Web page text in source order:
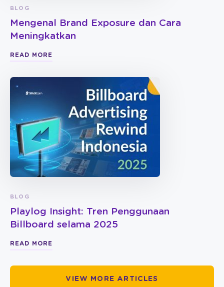
BLOG
Mengenal Brand Exposure dan Cara
Meningkatkan
READ MORE
BLOG
Playlog Insight: Tren Penggunaan
Billboard selama 2025
READ MORE
VIEW MORE ARTICLES